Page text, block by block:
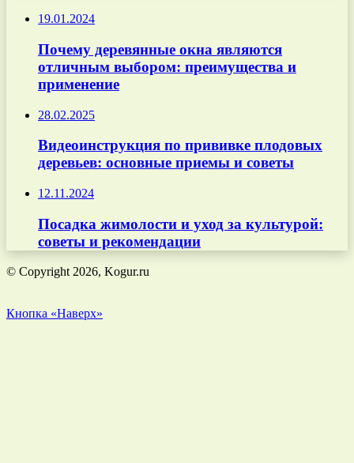
19.01.2024
Почему деревянные окна являются
отличным выбором: преимущества и
применение
28.02.2025
Видеоинструкция по прививке плодовых
деревьев: основные приемы и советы
12.11.2024
Посадка жимолости и уход за культурой:
советы и рекомендации
© Copyright 2026, Kogur.ru
Кнопка «Наверх»